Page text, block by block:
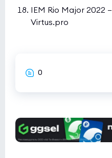
IEM Rio Major 2022 —
Virtus.pro
0